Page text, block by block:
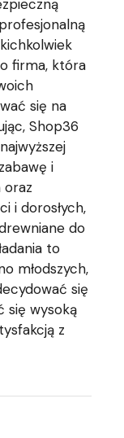
firma, która
się na
Shop36
i
oraz
i dorosłych,
do
to
młodszych,
się
się wysoką
z